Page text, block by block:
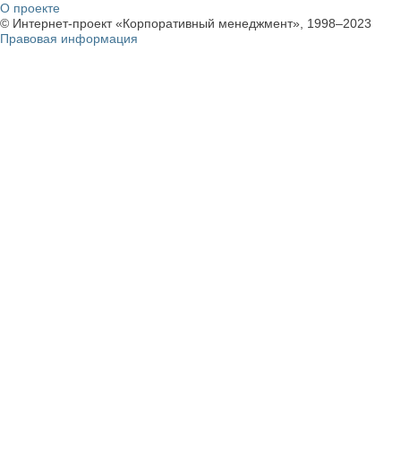
О проекте
© Интернет-проект «Корпоративный менеджмент», 1998–2023
Правовая информация